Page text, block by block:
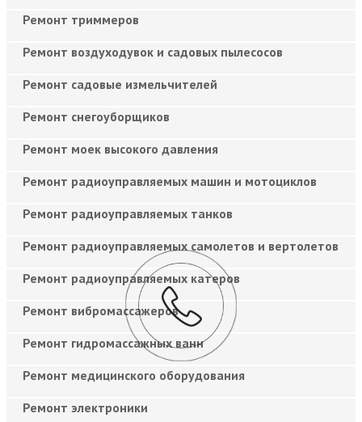
Ремонт триммеров
Ремонт воздуходувок и садовых пылесосов
Ремонт садовые измельчителей
Ремонт снегоуборщиков
Ремонт моек высокого давления
Ремонт радиоуправляемых машин и мотоциклов
Ремонт радиоуправляемых танков
Ремонт радиоуправляемых самолетов и вертолетов
Ремонт радиоуправляемых катеров
Ремонт вибромассажеров
Ремонт гидромассажных ванн
Ремонт медицинского оборудования
Ремонт электроники